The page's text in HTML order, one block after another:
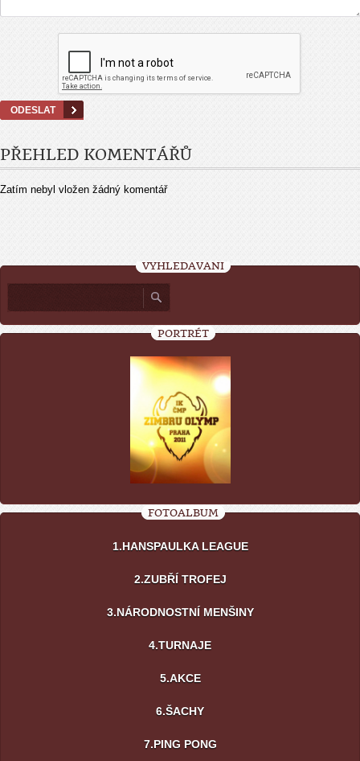
PŘEHLED KOMENTÁŘŮ
Zatím nebyl vložen žádný komentář
VYHLEDÁVÁNÍ
PORTRÉT
FOTOALBUM
1.HANSPAULKA LEAGUE
2.ZUBŘÍ TROFEJ
3.NÁRODNOSTNÍ MENŠINY
4.TURNAJE
5.AKCE
6.ŠACHY
7.PING PONG